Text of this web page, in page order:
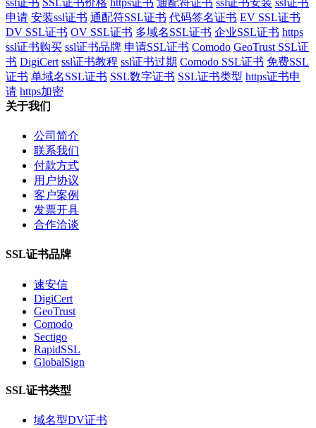
ssl证书 SSL证书价格 https证书 通配符证书 ssl证书安装 ssl证书
申请 安装ssl证书 通配符SSL证书 代码签名证书 EV SSL证书
DV SSL证书 OV SSL证书 多域名SSL证书 企业SSL证书 https
ssl证书购买 ssl证书品牌 申请SSL证书 Comodo GeoTrust SSL证
书 DigiCert ssl证书教程 ssl证书过期 Comodo SSL证书 免费SSL
证书 单域名SSL证书 SSL数字证书 SSL证书类型 https证书申
请 https加密
关于我们
公司简介
联系我们
付款方式
用户协议
客户案例
发票开具
合作洽谈
SSL证书品牌
速安信
DigiCert
GeoTrust
Comodo
Sectigo
RapidSSL
GlobalSign
SSL证书类型
域名型DV证书